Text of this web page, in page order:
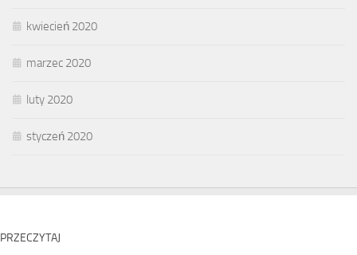
kwiecień 2020
marzec 2020
luty 2020
styczeń 2020
PRZECZYTAJ